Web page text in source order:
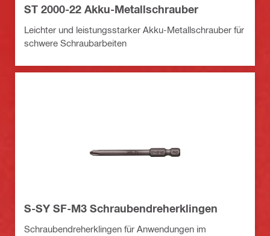
ST 2000-22 Akku-Metallschrauber
Leichter und leistungsstarker Akku-Metallschrauber für
schwere Schraubarbeiten
S-SY SF-M3 Schraubendreherklingen
Schraubendreherklingen für Anwendungen im